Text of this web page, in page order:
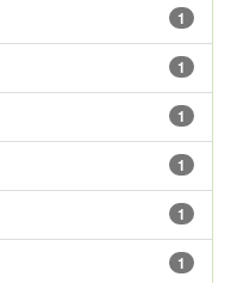
1
1
1
1
1
1